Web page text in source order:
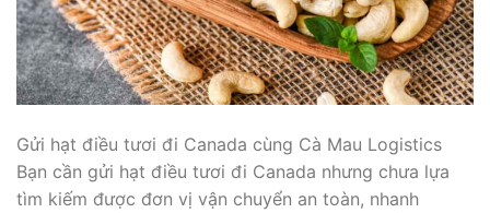
Gửi hạt điều tươi đi Canada cùng Cà Mau Logistics
Bạn cần gửi hạt điều tươi đi Canada nhưng chưa lựa
tìm kiếm được đơn vị vận chuyển an toàn, nhanh